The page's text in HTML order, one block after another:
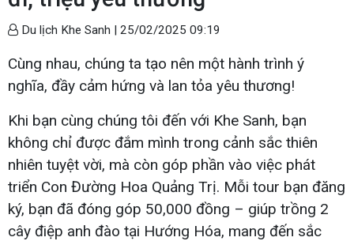
Du lịch Khe Sanh | 25/02/2025 09:19
Cùng nhau, chúng ta tạo nên một hành trình ý
nghĩa, đầy cảm hứng và lan tỏa yêu thương!
Khi bạn cùng chúng tôi đến với Khe Sanh, bạn
không chỉ được đắm mình trong cảnh sắc thiên
nhiên tuyệt vời, mà còn góp phần vào việc phát
triển Con Đường Hoa Quảng Trị. Mỗi tour bạn đăng
ký, bạn đã đóng góp 50,000 đồng – giúp trồng 2
cây điệp anh đào tại Hướng Hóa, mang đến sắc